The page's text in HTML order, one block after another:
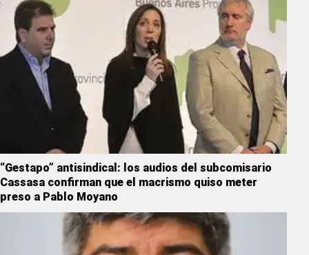
“Gestapo” antisindical: los audios del subcomisario
Cassasa confirman que el macrismo quiso meter
preso a Pablo Moyano